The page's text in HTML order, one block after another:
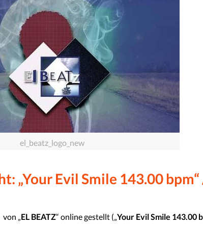
el_beatz_logo_new
„Your Evil Smile 143.00
„EL BEATZ“ online gestellt („Your Evil Smile 143.00